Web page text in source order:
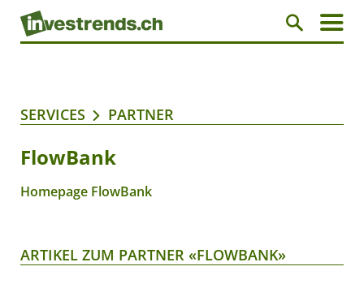
SERVICES PARTNER
FlowBank
Homepage FlowBank
ARTIKEL ZUM PARTNER «FLOWBANK»